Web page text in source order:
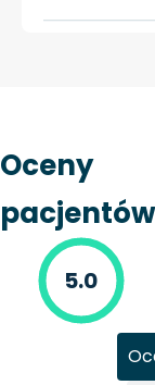
Oceny
pacjentów
5.0